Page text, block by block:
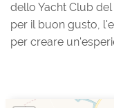
dello Yacht Club
per il buon gusto,
per creare